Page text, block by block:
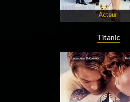
Acteur
Titanic